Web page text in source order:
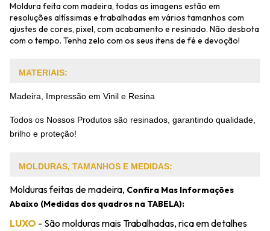
Moldura feita com madeira, todas as imagens estão em
resoluções altíssimas e trabalhadas em vários tamanhos com
ajustes de cores, pixel, com acabamento e resinado. Não desbota
com o tempo. Tenha zelo com os seus itens de fé e devoção!
MATERIAIS:
Madeira, Impressão em Vinil e Resina
Todos os Nossos Produtos são resinados, garantindo qualidade,
brilho e proteção!
MOLDURAS, TAMANHOS E MEDIDAS:
Molduras feitas de madeira, Confira Mas Informações
Abaixo (Medidas dos quadros na TABELA):
LUXO - São molduras mais Trabalhadas, rica em detalhes